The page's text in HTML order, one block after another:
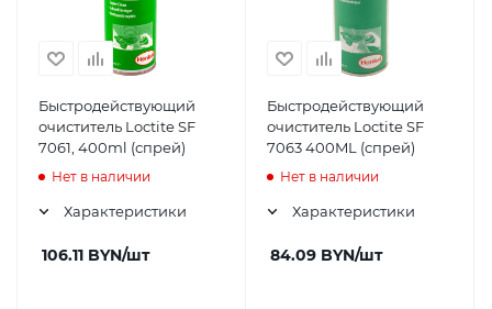
Быстродействующий
очиститель Loctite SF
7061, 400ml (спрей)
Нет в наличии
Характеристики
106.11 BYN/шт
Быстродействующий
очиститель Loctite SF
7063 400ML (спрей)
Нет в наличии
Характеристики
84.09 BYN/шт